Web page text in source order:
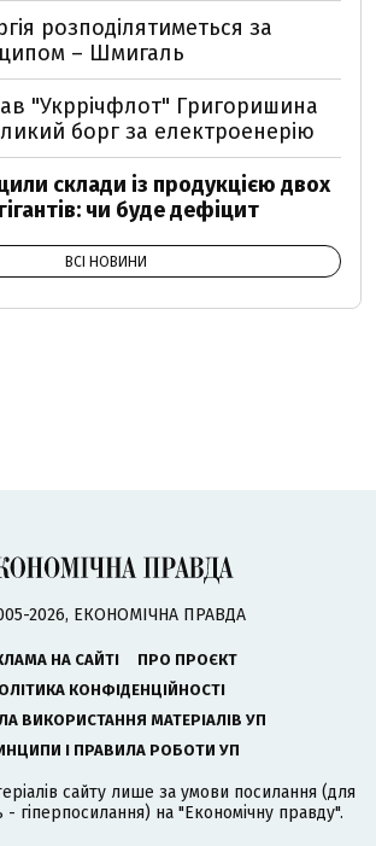
розподілятиметься за
– Шмигаль
"Укррічфлот" Григоришина
борг за електроенерію
склади із продукцією двох
чи буде дефіцит
ВСІ НОВИНИ
2026, ЕКОНОМІЧНА ПРАВДА
НА САЙТІ
ПРО ПРОЄКТ
КОНФІДЕНЦІЙНОСТІ
ВИКОРИСТАННЯ МАТЕРІАЛІВ УП
І ПРАВИЛА РОБОТИ УП
сайту лише за умови посилання (для
- гіперпосилання) на "Економічну правду".